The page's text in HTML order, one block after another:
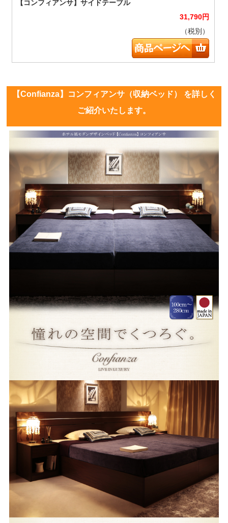
31,790円
（税別）
【Confianza】コンフィアンサ（収納ベッド） を詳しく
ご紹介いたします。